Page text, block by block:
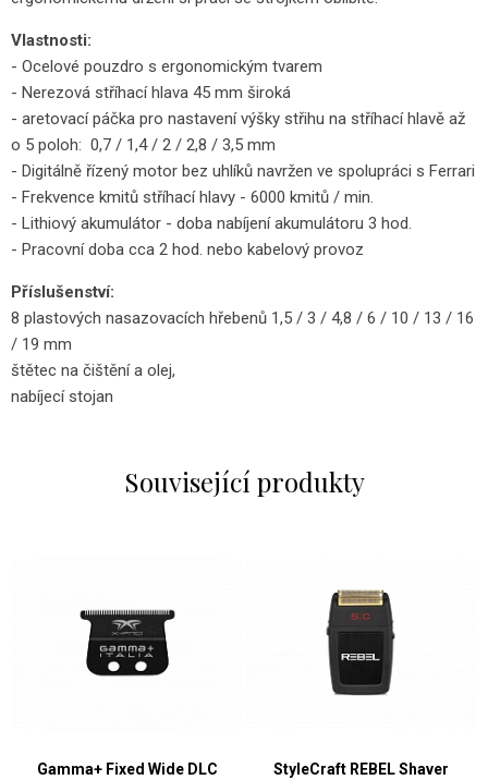
Vlastnosti:
- Ocelové pouzdro s ergonomickým tvarem
- Nerezová stříhací hlava 45 mm široká
- aretovací páčka pro nastavení výšky střihu na stříhací hlavě až
o 5 poloh: 0,7 / 1,4 / 2 / 2,8 / 3,5 mm
- Digitálně řízený motor bez uhlíků navržen ve spolupráci s Ferrari
- Frekvence kmitů stříhací hlavy - 6000 kmitů / min.
- Lithiový akumulátor - doba nabíjení akumulátoru 3 hod.
- Pracovní doba cca 2 hod. nebo kabelový provoz
Příslušenství:
8 plastových nasazovacích hřebenů 1,5 / 3 / 4,8 / 6 / 10 / 13 / 16
/ 19 mm
štětec na čištění a olej,
nabíjecí stojan
Související produkty
Gamma+ Fixed Wide DLC
StyleCraft REBEL Shaver